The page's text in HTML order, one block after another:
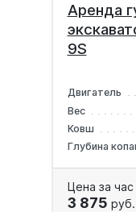
Аренда
9S
Двигатель
Вес
Ковш
Глубина
Цена за час
3 875 руб.